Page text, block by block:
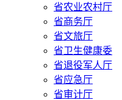
省农业农村厅
省商务厅
省文旅厅
省卫生健康委
省退役军人厅
省应急厅
省审计厅